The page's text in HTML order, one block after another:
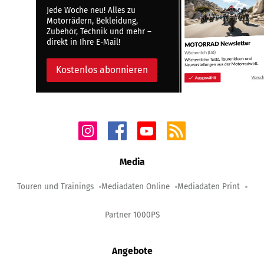
Jede Woche neu! Alles zu
Motorrädern, Bekleidung,
Zubehör, Technik und mehr –
direkt in Ihre E-Mail!
Kostenlos abonnieren
Media
Touren und Trainings Mediadaten Online Mediadaten Print
Partner 1000PS
Angebote